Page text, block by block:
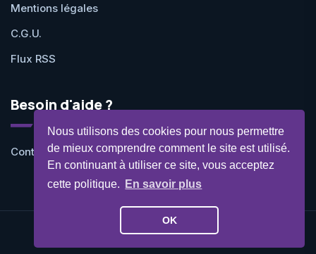
Nous utilisons des cookies pour nous permettre
de mieux comprendre comment le site est utilisé.
En continuant à utiliser ce site, vous acceptez
cette politique.
En savoir plus
OK
Mentions légales
C.G.U.
Flux RSS
Besoin d'aide ?
Contactez-nous
©Geekit 2026 - Tous droits réservés